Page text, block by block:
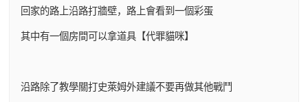
回家的路上沿路打牆壁，路上會看到一個彩蛋
其中有一個房間可以拿道具【代罪貓咪】
沿路除了教學關打史萊姆外建議不要再做其他戰鬥